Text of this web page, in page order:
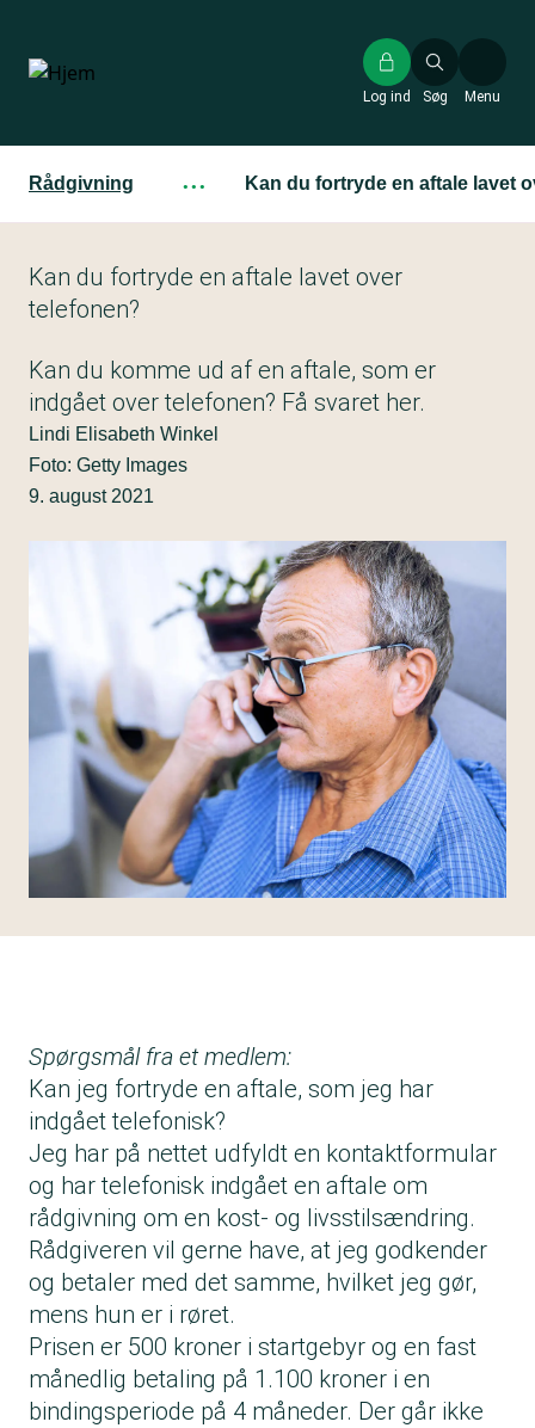
hovedindhold
Søg
Log ind Menu
Rådgivning ··· Kan du fortryde en aftale lavet
Kan du fortryde en aftale lavet over
telefonen?
Kan du komme ud af en aftale, som er
indgået over telefonen? Få svaret her.
Lindi Elisabeth Winkel
Foto: Getty Images
9. august 2021
Spørgsmål fra et medlem:
Kan jeg fortryde en aftale, som jeg har
indgået telefonisk?
Jeg har på nettet udfyldt en kontaktformular
og har telefonisk indgået en aftale om
rådgivning om en kost- og livsstilsændring.
Rådgiveren vil gerne have, at jeg godkender
og betaler med det samme, hvilket jeg gør,
mens hun er i røret.
Prisen er 500 kroner i startgebyr og en fast
månedlig betaling på 1.100 kroner i en
bindingsperiode på 4 måneder. Der går ikke